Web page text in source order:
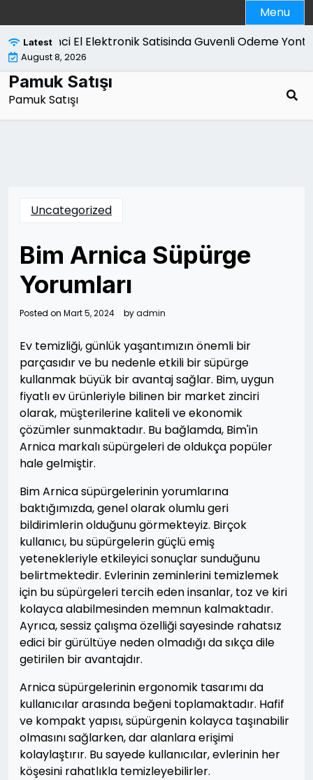
to
content
Menu
Latest
İkinci El Elektronik Satisinda Guvenli Odeme
August 8, 2026
Pamuk Satışı
Pamuk Satışı
Uncategorized
Bim Arnica Süpürge
Yorumları
Posted on Mart 5, 2024 byadmin
Ev temizliği, günlük yaşantımızın önemli bir
parçasıdır ve bu nedenle etkili bir süpürge
kullanmak büyük bir avantaj sağlar. Bim, uygun
fiyatlı ev ürünleriyle bilinen bir market zinciri
olarak, müşterilerine kaliteli ve ekonomik
çözümler sunmaktadır. Bu bağlamda, Bim'in
Arnica markalı süpürgeleri de oldukça popüler
hale gelmiştir.
Bim Arnica süpürgelerinin yorumlarına
baktığımızda, genel olarak olumlu geri
bildirimlerin olduğunu görmekteyiz. Birçok
kullanıcı, bu süpürgelerin güçlü emiş
yetenekleriyle etkileyici sonuçlar sunduğunu
belirtmektedir. Evlerinin zeminlerini temizlemek
için bu süpürgeleri tercih eden insanlar, toz ve kiri
kolayca alabilmesinden memnun kalmaktadır.
Ayrıca, sessiz çalışma özelliği sayesinde rahatsız
edici bir gürültüye neden olmadığı da sıkça dile
getirilen bir avantajdır.
Arnica süpürgelerinin ergonomik tasarımı da
kullanıcılar arasında beğeni toplamaktadır. Hafif
ve kompakt yapısı, süpürgenin kolayca taşınabilir
olmasını sağlarken, dar alanlara erişimi
kolaylaştırır. Bu sayede kullanıcılar, evlerinin her
köşesini rahatlıkla temizleyebilirler.